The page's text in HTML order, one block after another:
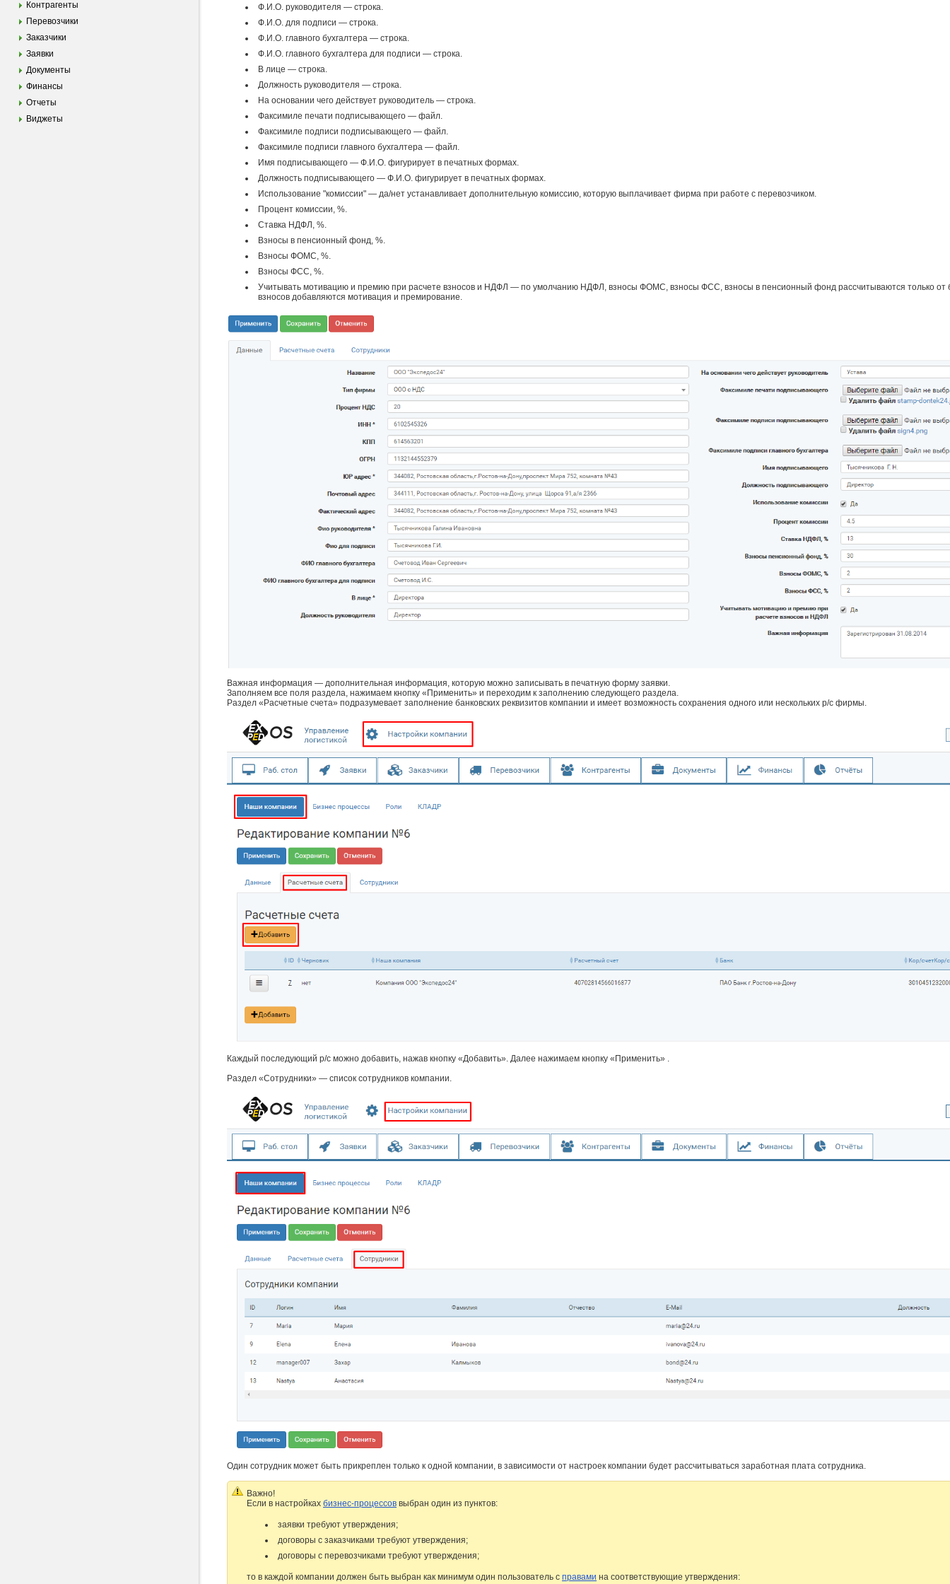
Контрагенты
Перевозчики
Заказчики
Заявки
Документы
Финансы
Отчеты
Виджеты
Ф.И.О. руководителя — строка.
Ф.И.О. для подписи — строка.
Ф.И.О. главного бухгалтера — строка.
Ф.И.О. главного бухгалтера для подписи — строка.
В лице — строка.
Должность руководителя — строка.
На основании чего действует руководитель — строка.
Факсимиле печати подписывающего — файл.
Факсимиле подписи подписывающего — файл.
Факсимиле подписи главного бухгалтера — файл.
Имя подписывающего — Ф.И.О. фигурирует в печатных формах.
Должность подписывающего — Ф.И.О. фигурирует в печатных формах.
Использование "комиссии" — да/нет устанавливает дополнительную комиссию, которую выплачивает фирма при работе с перевозчиком.
Процент комиссии, %.
Ставка НДФЛ, %.
Взносы в пенсионный фонд, %.
Взносы ФОМС, %.
Взносы ФСС, %.
Учитывать мотивацию и премию при расчете взносов и НДФЛ — по умолчанию НДФЛ, взносы ФОМС, взносы ФСС, взносы в пенсионный фонд рассчитываются только от
взносов добавляются мотивация и премирование.
Важная информация — дополнительная информация, которую можно записывать в печатную форму заявки.
Заполняем все поля раздела, нажимаем кнопку «Применить» и переходим к заполнению следующего раздела.
Раздел «Расчетные счета» подразумевает заполнение банковских реквизитов компании и имеет возможность сохранения одного или нескольких р/с фирмы.
Каждый последующий р/с можно добавить, нажав кнопку «Добавить». Далее нажимаем кнопку «Применить» .
Раздел «Сотрудники» — список сотрудников компании.
Один сотрудник может быть прикреплен только к одной компании, в зависимости от настроек компании будет рассчитываться заработная плата сотрудника.
Важно!
Если в настройках бизнес-процессов выбран один из пунктов:
заявки требуют утверждения;
договоры с заказчиками требуют утверждения;
договоры с перевозчиками требуют утверждения;
то в каждой компании должен быть выбран как минимум один пользователь с правами на соответствующие утверждения: